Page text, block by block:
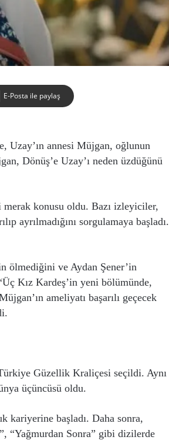
E-Posta ile paylaş
Uzay’ın annesi Müjgan, oğlunun
Dönüş’e Uzay’ı neden üzdüğünü
konusu oldu. Bazı izleyiciler,
ayrılmadığını sorgulamaya başladı.
ölmediğini ve Aydan Şener’in
Kız Kardeş’in yeni bölümünde,
ameliyatı başarılı geçecek
Güzellik Kraliçesi seçildi. Aynı
üçüncüsü oldu.
kariyerine başladı. Daha sonra,
“Yağmurdan Sonra” gibi dizilerde